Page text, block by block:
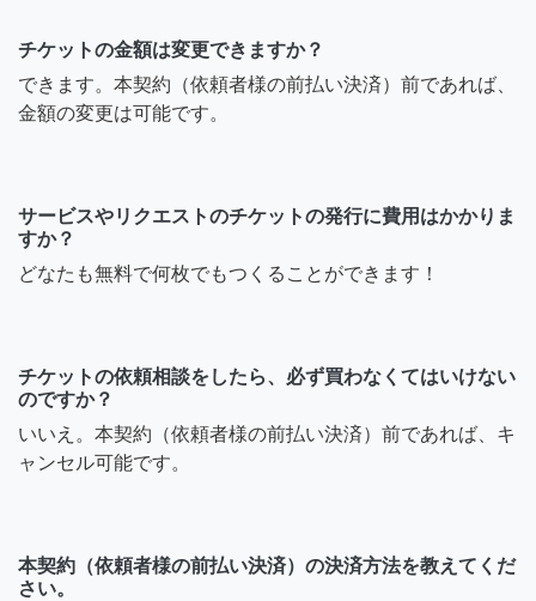
チケットの金額は変更できますか？
できます。本契約（依頼者様の前払い決済）前であれば、
金額の変更は可能です。
サービスやリクエストのチケットの発行に費用はかかりま
すか？
どなたも無料で何枚でもつくることができます！
チケットの依頼相談をしたら、必ず買わなくてはいけない
のですか？
いいえ。本契約（依頼者様の前払い決済）前であれば、キ
ャンセル可能です。
本契約（依頼者様の前払い決済）の決済方法を教えてくだ
さい。